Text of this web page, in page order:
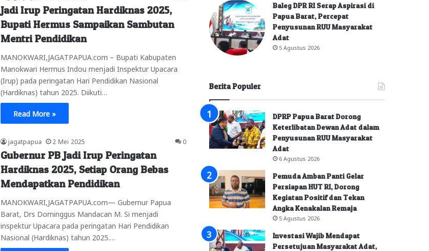
Jadi Irup Peringatan Hardiknas 2025,
Bupati Hermus Sampaikan Sambutan
Mentri Pendidikan
MANOKWARI,JAGATPAPUA.com – Bupati Kabupaten
Manokwari Hermus Indou menjadi Inspektur Upacara
(Irup) pada peringatan Hari Pendidikan Nasional
(Hardiknas) tahun 2025. Diikuti…
Read More »
jagatpapua 2 Mei 2025 0
Gubernur PB Jadi Irup Peringatan
Hardiknas 2025, Setiap Orang Bebas
Mendapatkan Pendidikan
MANOKWARI,JAGATPAPUA.com— Gubernur Papua
Barat, Drs Dominggus Mandacan M. Si menjadi
inspektur Upacara pada peringatan Hari Pendidikan
Nasional (Hardiknas) tahun 2025.…
Baleg DPR RI Serap Aspirasi di
Papua Barat, Percepat
Penyusunan RUU Masyarakat
Adat
5 Agustus 2026
Berita Populer
DPRP Papua Barat Dorong
Keterlibatan Dewan Adat dalam
Penyusunan RUU Masyarakat
Adat
6 Agustus 2026
Pemuda Amban Panti Gelar
Persiapan HUT RI, Dorong
Kegiatan Positif dan Tekan
Angka Kenakalan Remaja
5 Agustus 2026
Investasi Wajib Mendapat
Persetujuan Masyarakat Adat,